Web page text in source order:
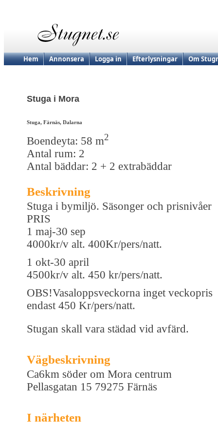
Hem Annonsera Logga in Efterlysningar Om
Stuga i Mora
Stuga, Färnäs, Dalarna
Boendeyta: 58 m2
Antal rum: 2
Antal bäddar: 2 + 2 extrabäddar
Beskrivning
Stuga i bymiljö. Säsonger och prisnivåer
PRIS
1 maj-30 sep
4000kr/v alt. 400Kr/pers/natt.
1 okt-30 april
4500kr/v alt. 450 kr/pers/natt.
OBS!Vasaloppsveckorna inget veckopris
endast 450 Kr/pers/natt.
Stugan skall vara städad vid avfärd.
Vägbeskrivning
Ca6km söder om Mora centrum
Pellasgatan 15 79275 Färnäs
I närheten